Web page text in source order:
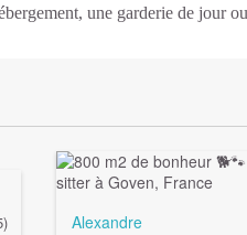
une garderie de jour
Alexandre